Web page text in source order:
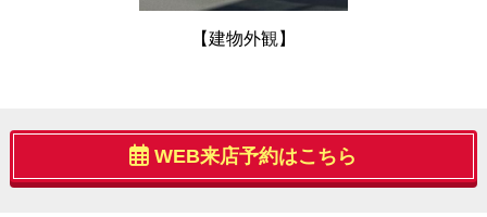
【建物外観】
WEB来店予約はこちら